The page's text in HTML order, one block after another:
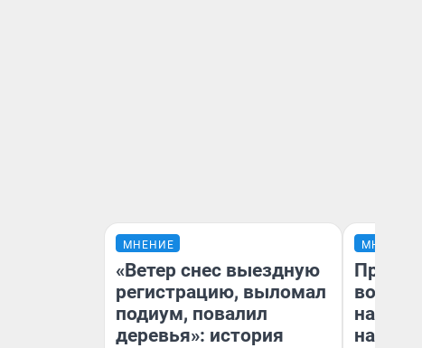
МНЕНИЕ
«Ветер снес выездную
регистрацию, выломал
подиум, повалил
деревья»: история
МНЕНИЕ
нам